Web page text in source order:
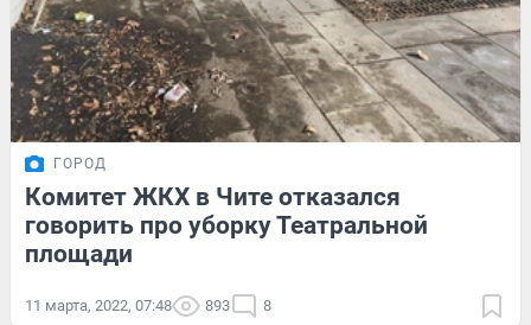
ГОРОД
Комитет ЖКХ в Чите отказался
говорить про уборку Театральной
площади
11 марта, 2022, 07:48 893 8